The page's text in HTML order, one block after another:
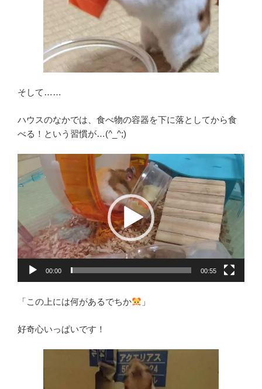
そして……
ハウスのなかでは、食べ物の容器を下に落としてから食
べる！という習慣が…(^_^;)
動
画
プ
ヤ
ー
00:00 00:55
「この上には何があるでちか 」
好奇心いっぱいです！